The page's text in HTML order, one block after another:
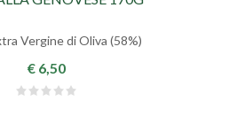
Vergine di Oliva (58%)
€ 6,50